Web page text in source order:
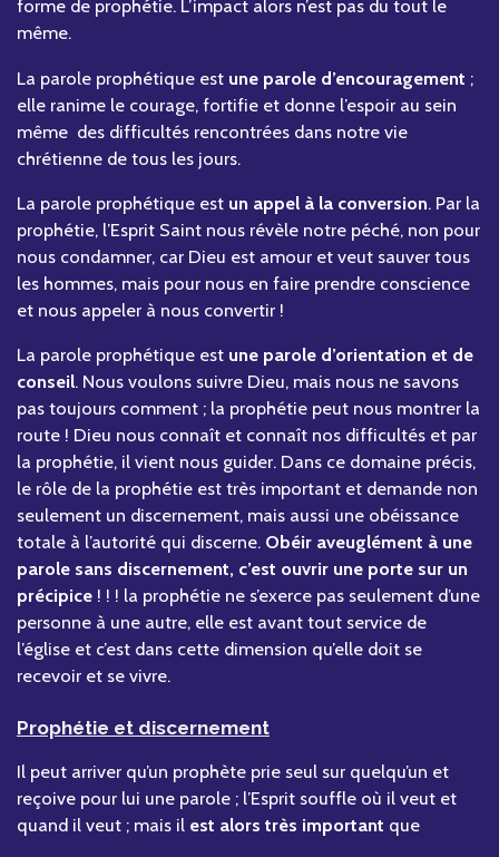
forme de prophétie. L’impact alors n’est pas du tout le
même.
La parole prophétique est une parole d’encouragement ;
elle ranime le courage, fortifie et donne l’espoir au sein
même des difficultés rencontrées dans notre vie
chrétienne de tous les jours.
La parole prophétique est un appel à la conversion. Par la
prophétie, l’Esprit Saint nous révèle notre péché, non pour
nous condamner, car Dieu est amour et veut sauver tous
les hommes, mais pour nous en faire prendre conscience
et nous appeler à nous convertir !
La parole prophétique est une parole d’orientation et de
conseil. Nous voulons suivre Dieu, mais nous ne savons
pas toujours comment ; la prophétie peut nous montrer la
route ! Dieu nous connaît et connaît nos difficultés et par
la prophétie, il vient nous guider. Dans ce domaine précis,
le rôle de la prophétie est très important et demande non
seulement un discernement, mais aussi une obéissance
totale à l’autorité qui discerne. Obéir aveuglément à une
parole sans discernement, c’est ouvrir une porte sur un
précipice ! ! ! la prophétie ne s’exerce pas seulement d’une
personne à une autre, elle est avant tout service de
l’église et c’est dans cette dimension qu’elle doit se
recevoir et se vivre.
Prophétie et discernement
Il peut arriver qu’un prophète prie seul sur quelqu’un et
reçoive pour lui une parole ; l’Esprit souffle où il veut et
quand il veut ; mais il est alors très important que